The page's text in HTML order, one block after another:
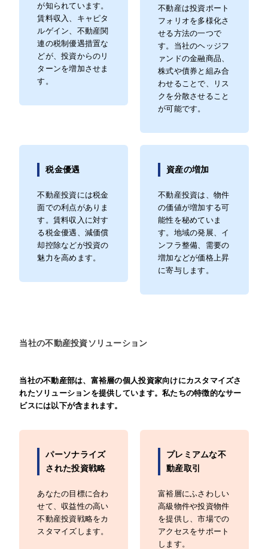
が知られています。
賃料収入、キャピタ
ルゲイン、不動産関
連の税制優遇措置な
どが、投資からのリ
ターンを増加させま
す。
不動産は投資ポート
フォリオを多様化さ
せる方法の一つで
す。当社のヘッジフ
ァンドの金融商品、
株式や債券と組み合
わせることで、リス
クを分散させること
が可能です。
税金優遇
不動産投資には税金
面での利点がありま
す。賃料収入に対す
る税金優遇、減価償
却控除などが投資の
魅力を高めます。
資産の増加
不動産投資は、物件
の価値が増加する可
能性を秘めていま
す。地域の発展、イ
ンフラ整備、需要の
増加などが価格上昇
に寄与します。
当社の不動産投資ソリューション
当社の不動産部は、富裕層の個人投資家向けにカスタマイズさ
れたソリューションを提供しています。私たちの特徴的なサー
ビスには以下が含まれます。
パーソナライズ
された投資戦略
あなたの目標に合わ
せて、収益性の高い
不動産投資戦略をカ
スタマイズします。
プレミアムな不
動産取引
富裕層にふさわしい
高級物件や投資物件
を提供し、市場での
アクセスをサポート
します。